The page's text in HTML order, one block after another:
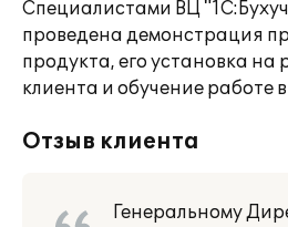
Специалистами ВЦ
проведена демонстрация
продукта, его установка на
клиента и обучение работе
Отзыв клиента
Генеральному